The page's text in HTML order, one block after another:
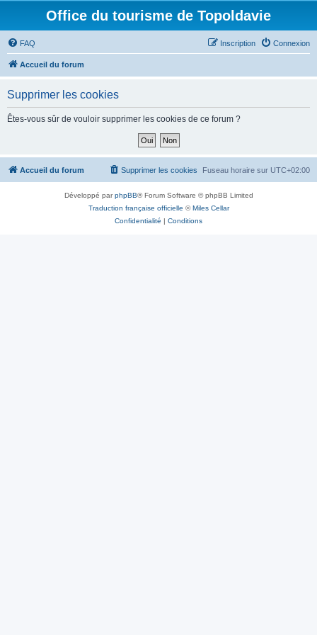
Office du tourisme de Topoldavie
FAQ Connexion
Inscription
Accueil du forum
Supprimer les cookies
Êtes-vous sûr de vouloir supprimer les cookies de ce forum ?
Accueil du forum Fuseau horaire sur UTC+02:00
Supprimer les cookies
Développé parphpBB® Forum Software © phpBB Limited
Traduction française officielle ©Miles Cellar
Confidentialité | Conditions